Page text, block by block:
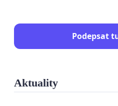
být omezení a kontrola, či
takovéto činnosti
bezpečnostní situace.
Podepsat
Aktuality